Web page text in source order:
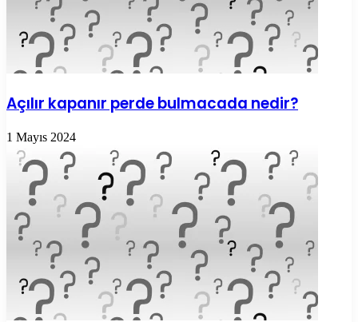
Açılır kapanır perde bulmacada nedir?
1 Mayıs 2024